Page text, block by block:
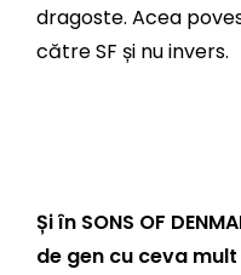
dragoste. Acea
către SF și nu invers.
Și în SONS OF
de gen cu ceva